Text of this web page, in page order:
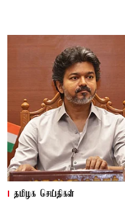
தமிழக செய்திகள்